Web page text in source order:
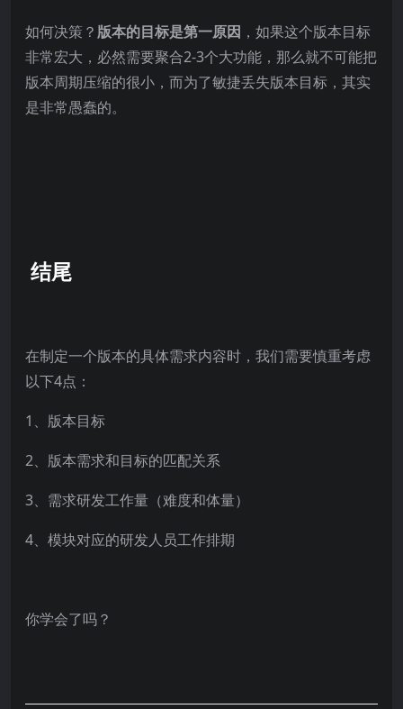
如何决策？ 版本的目标是第一原因 ，如果这个版本目标
非常宏大，必然需要聚合2-3个大功能，那么就不可能把
版本周期压缩的很小，而为了敏捷丢失版本目标，其实
是非常愚蠢的。
结尾
在制定一个版本的具体需求内容时，我们需要慎重考虑
以下4点：
1、版本目标
2、版本需求和目标的匹配关系
3、需求研发工作量（难度和体量）
4、模块对应的研发人员工作排期
你学会了吗？